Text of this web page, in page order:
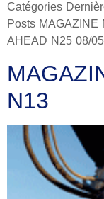
Catégories
Posts MAGAZINE
AHEAD N25 08/
N13